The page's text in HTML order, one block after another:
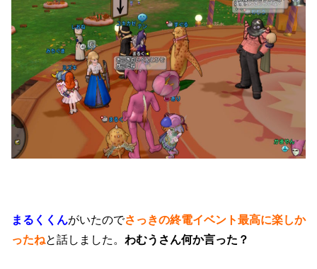
まるくくんがいたのでさっきの終電イベント最高に楽しか
ったねと話しました。 わむうさん何か言った？